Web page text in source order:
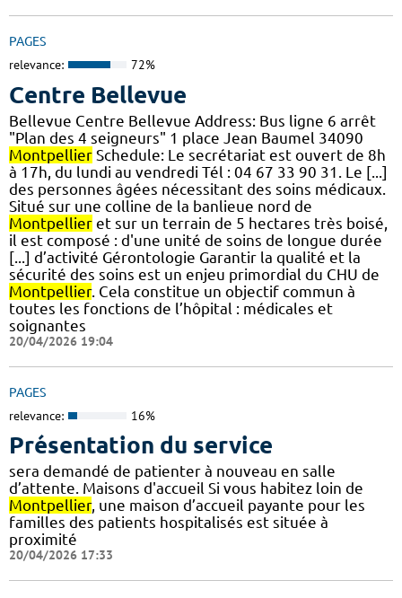
PAGES
relevance: 72%
Centre Bellevue
Bellevue Centre Bellevue Address: Bus ligne 6 arrêt
"Plan des 4 seigneurs" 1 place Jean Baumel 34090
Montpellier Schedule: Le secrétariat est ouvert de 8h
à 17h, du lundi au vendredi Tél : 04 67 33 90 31. Le [...]
des personnes âgées nécessitant des soins médicaux.
Situé sur une colline de la banlieue nord de
Montpellier et sur un terrain de 5 hectares très boisé,
il est composé : d'une unité de soins de longue durée
[...] d’activité Gérontologie Garantir la qualité et la
sécurité des soins est un enjeu primordial du CHU de
Montpellier. Cela constitue un objectif commun à
toutes les fonctions de l’hôpital : médicales et
soignantes
20/04/2026 19:04
PAGES
relevance: 16%
Présentation du service
sera demandé de patienter à nouveau en salle
d’attente. Maisons d'accueil Si vous habitez loin de
Montpellier, une maison d’accueil payante pour les
familles des patients hospitalisés est située à
proximité
20/04/2026 17:33